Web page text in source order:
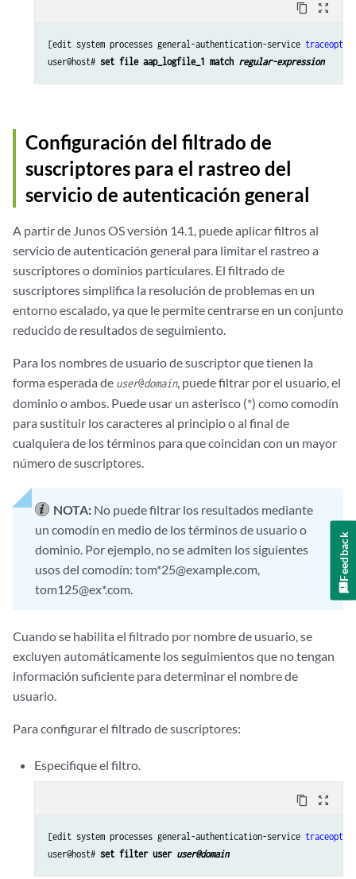
content_copy zoom_out_map
[edit system processes general-authentication-service
user@host# set file aap_logfile_1 match regular-expression
Configuración del filtrado de
suscriptores para el rastreo del
servicio de autenticación general
A partir de Junos OS versión 14.1, puede aplicar filtros al
servicio de autenticación general para limitar el rastreo a
suscriptores o dominios particulares. El filtrado de
suscriptores simplifica la resolución de problemas en un
entorno escalado, ya que le permite centrarse en un conjunto
reducido de resultados de seguimiento.
Para los nombres de usuario de suscriptor que tienen la
forma esperada de user@domain, puede filtrar por el usuario, el
dominio o ambos. Puede usar un asterisco (*) como comodín
para sustituir los caracteres al principio o al final de
cualquiera de los términos para que coincidan con un mayor
número de suscriptores.
NOTA: No puede filtrar los resultados mediante
un comodín en medio de los términos de usuario o
dominio. Por ejemplo, no se admiten los siguientes
usos del comodín: tom*25@example.com,
tom125@ex*.com.
Cuando se habilita el filtrado por nombre de usuario, se
excluyen automáticamente los seguimientos que no tengan
información suficiente para determinar el nombre de
usuario.
Para configurar el filtrado de suscriptores:
Especifique el filtro.
content_copy zoom_out_map
[edit system processes general-authentication-service
user@host# set filter user user@domain
Feedback